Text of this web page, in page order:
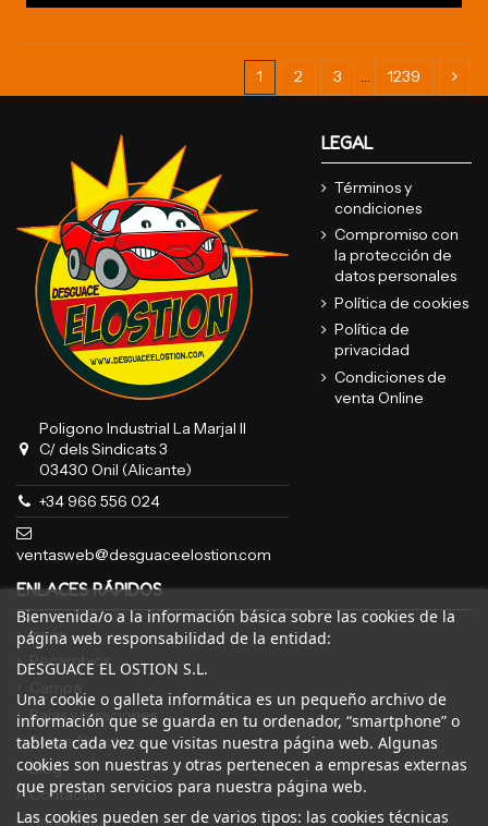
1 2 3 … 1239
Poligono Industrial La Marjal II
C/ dels Sindicats 3
03430 Onil (Alicante)
+34 966 556 024
ventasweb@desguaceelostion.com
LEGAL
Términos y
condiciones
Compromiso con
la protección de
datos personales
Política de cookies
Política de
privacidad
Condiciones de
venta Online
ENLACES RÁPIDOS
Inicio
Recambios
Bajas y tasaciones
Sobre Nosotros
Blog
Contacto
Canal Ético
Bienvenida/o a la información básica sobre las cookies de la
página web responsabilidad de la entidad:
DESGUACE EL OSTION S.L.
Una cookie o galleta informática es un pequeño archivo de
información que se guarda en tu ordenador, “smartphone” o
tableta cada vez que visitas nuestra página web. Algunas
cookies son nuestras y otras pertenecen a empresas externas
que prestan servicios para nuestra página web.
Las cookies pueden ser de varios tipos: las cookies técnicas